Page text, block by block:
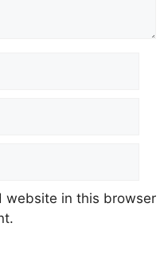
website in this browser